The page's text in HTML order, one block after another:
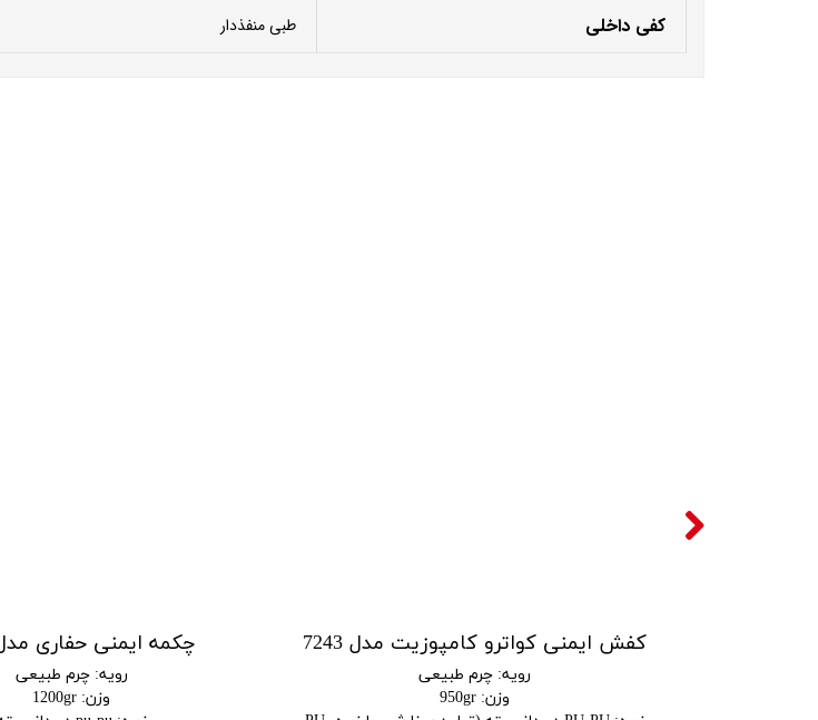
کفی داخلی طبی منفذدار
چکمه ایمنی حفاری مدل 7250 کفش ایمنی کواترو کامپوزیت مدل 7243